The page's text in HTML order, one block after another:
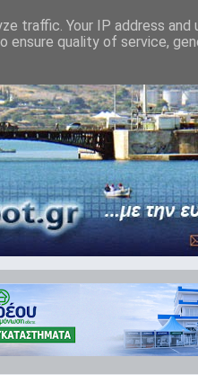
traffic. Your IP address and
ensure quality of service,